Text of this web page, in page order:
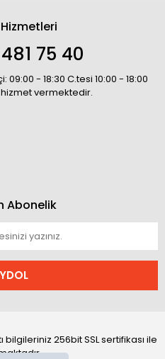
75 40
- 18:30 C.tesi 10:00 - 18:00
vermektedir.
Abonelik
bilgileriniz 256bit SSL sertifikası ile